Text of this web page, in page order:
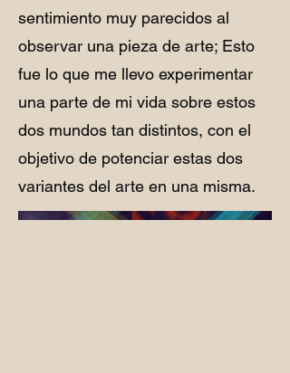
sentimiento muy parecidos al
observar una pieza de arte; Esto
fue lo que me llevo experimentar
una parte de mi vida sobre estos
dos mundos tan distintos, con el
objetivo de potenciar estas dos
variantes del arte en una misma.